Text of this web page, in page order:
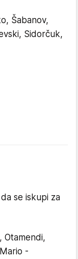
Šabanov,
Sidorčuk,
se iskupi za
Otamendi,
-